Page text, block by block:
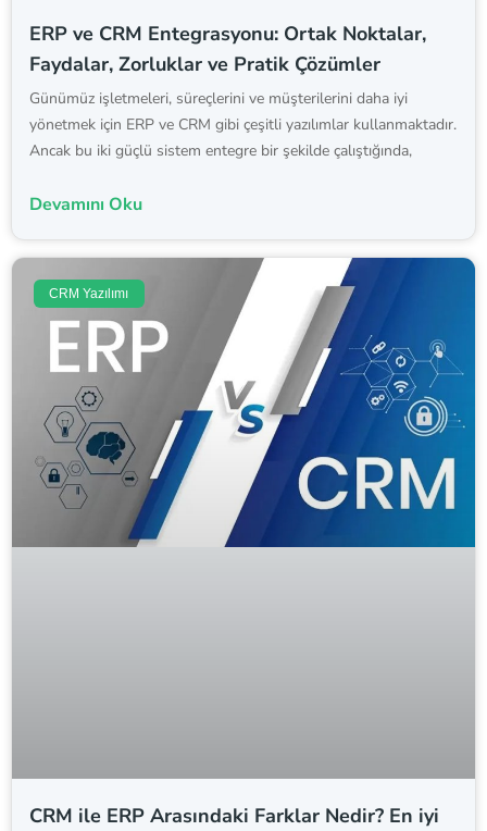
ERP ve CRM Entegrasyonu: Ortak Noktalar,
Faydalar, Zorluklar ve Pratik Çözümler
Günümüz işletmeleri, süreçlerini ve müşterilerini daha iyi
yönetmek için ERP ve CRM gibi çeşitli yazılımlar kullanmaktadır.
Ancak bu iki güçlü sistem entegre bir şekilde çalıştığında,
Devamını Oku
CRM Yazılımı
CRM ile ERP Arasındaki Farklar Nedir? En iyi